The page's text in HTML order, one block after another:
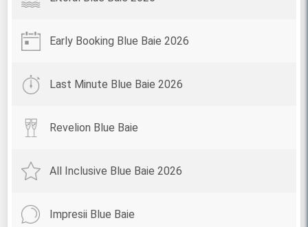
Early Booking Blue Baie 2026
Last Minute Blue Baie 2026
Revelion Blue Baie
All Inclusive Blue Baie 2026
Impresii Blue Baie